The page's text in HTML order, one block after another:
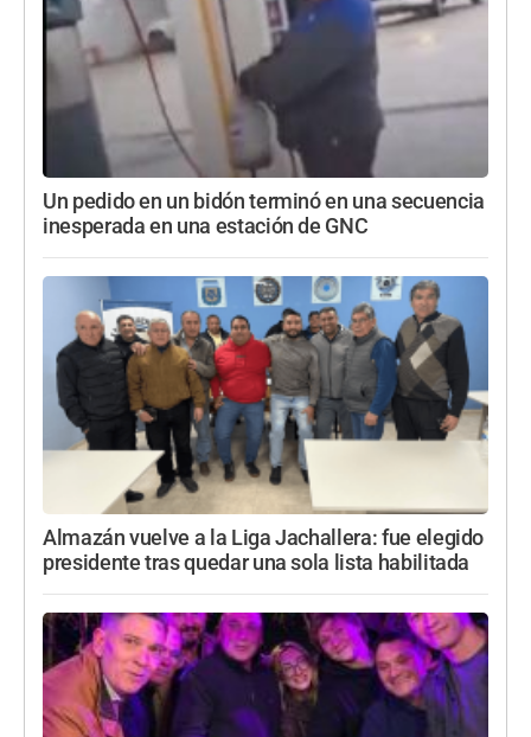
Un pedido en un bidón terminó en una secuencia
inesperada en una estación de GNC
Almazán vuelve a la Liga Jachallera: fue elegido
presidente tras quedar una sola lista habilitada